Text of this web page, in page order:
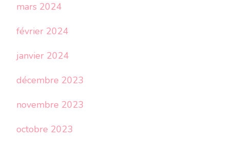
mars 2024
février 2024
janvier 2024
décembre 2023
novembre 2023
octobre 2023